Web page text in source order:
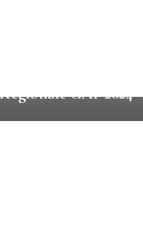
GAF 2024